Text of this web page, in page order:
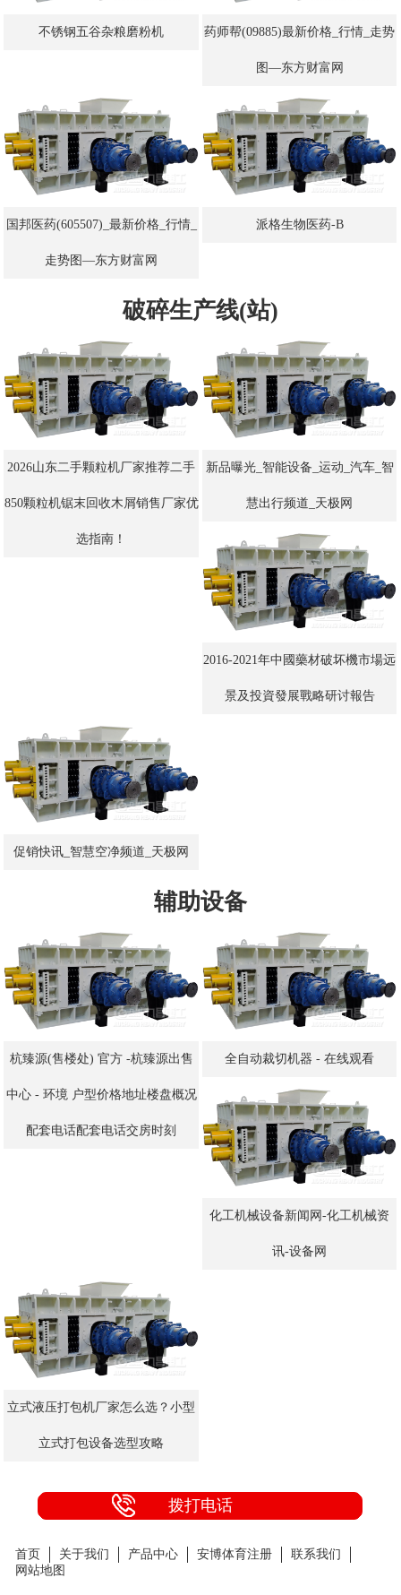
不锈钢五谷杂粮磨粉机 药师帮(09885)最新价格_行情_走势
图—东方财富网
国邦医药(605507)_最新价格_行情_
走势图—东方财富网
派格生物医药-B
破碎生产线(站)
2026山东二手颗粒机厂家推荐二手
850颗粒机锯末回收木屑销售厂家优
选指南！
新品曝光_智能设备_运动_汽车_智
慧出行频道_天极网
2016-2021年中國藥材破坏機市場远
景及投資發展戰略研讨報告
促销快讯_智慧空净频道_天极网
辅助设备
杭臻源(售楼处) 官方 -杭臻源出售
中心 - 环境 户型价格地址楼盘概况
配套电话配套电话交房时刻
全自动裁切机器 - 在线观看
化工机械设备新闻网-化工机械资
讯-设备网
立式液压打包机厂家怎么选？小型
立式打包设备选型攻略
拨打电话
首页 关于我们 产品中心 安博体育注册
联系我们
网站地图